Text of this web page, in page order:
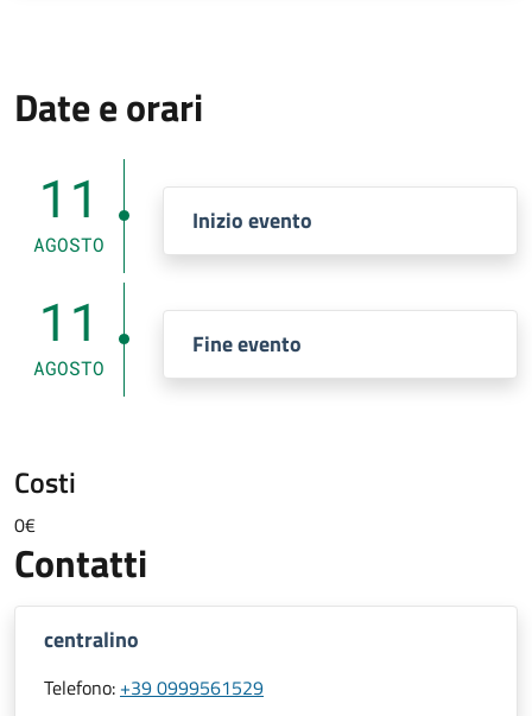
Date e orari
11
AGOSTO
Inizio evento
11
AGOSTO
Fine evento
Costi
0€
Contatti
centralino
Telefono: +39 0999561529